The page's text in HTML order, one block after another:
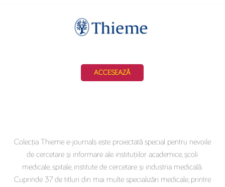
ACCESEAZĂ
Colecția Thieme e-journals este proiectată special pentru nevoile
de cercetare și informare ale instituțiilor academice, școli
medicale, spitale, institute de cercetare și industria medicală.
Cuprinde 37 de titluri din mai multe specializări medicale, printre